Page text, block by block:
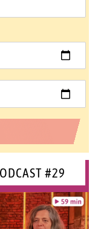
#29